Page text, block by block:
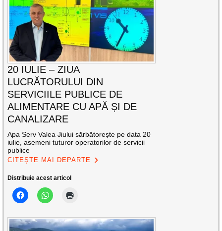
20 IULIE – ZIUA
LUCRĂTORULUI DIN
SERVICIILE PUBLICE DE
ALIMENTARE CU APĂ ȘI DE
CANALIZARE
Apa Serv Valea Jiului sărbătorește pe data 20
iulie, asemeni tuturor operatorilor de servicii
publice
CITEȘTE MAI DEPARTE
Distribuie acest articol